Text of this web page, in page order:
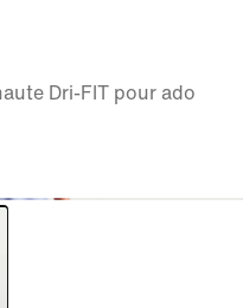
Dri-FIT pour ado